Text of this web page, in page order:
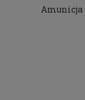
Amunicja